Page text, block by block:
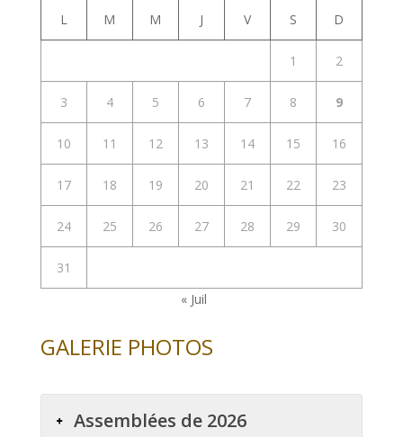
L M M J V S D
1 2
3 4 5 6 7 8 9
10 11 12 13 14 15 16
17 18 19 20 21 22 23
24 25 26 27 28 29 30
31
« Juil
GALERIE PHOTOS
Assemblées de 2026